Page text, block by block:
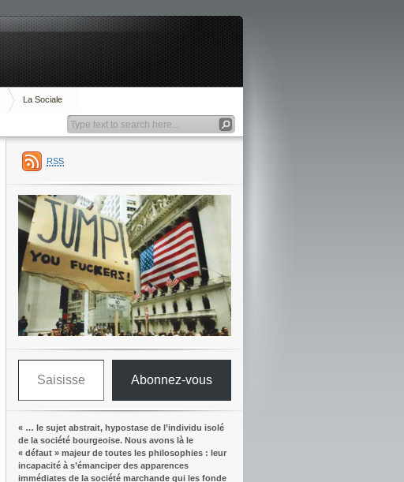
La Sociale
RSS
Saisissez votre adresse e-mail…
Abonnez-vous
« … le sujet abstrait, hypostase de l’individu isolé
de la société bourgeoise. Nous avons là le
« défaut » majeur de toutes les philosophies : leur
incapacité à s’émanciper des apparences
immédiates de la société marchande qui les fonde